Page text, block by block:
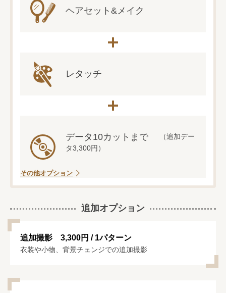
ヘアセット&メイク
レタッチ
データ10カットまで
（追加デー
タ3,300円）
その他オプション
追加オプション
追加撮影 3,300円 / 1パターン
衣装や小物、背景チェンジでの追加撮影